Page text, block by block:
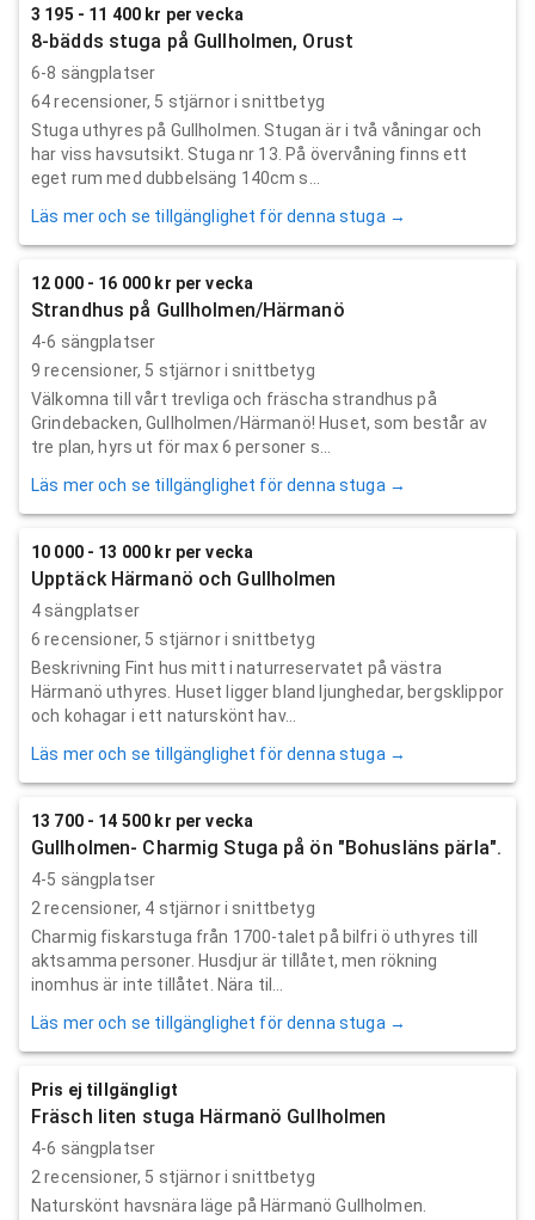
3 195 - 11 400 kr per vecka
8-bädds stuga på Gullholmen, Orust
6-8 sängplatser
64recensioner, 5 stjärnor i snittbetyg
Stuga uthyres på Gullholmen. Stugan är i två våningar och
har viss havsutsikt. Stuga nr 13. På övervåning finns ett
eget rum med dubbelsäng 140cm s...
Läs mer och se tillgänglighet för denna stuga →
12 000 - 16 000 kr per vecka
Strandhus på Gullholmen/Härmanö
4-6 sängplatser
9 recensioner, 5 stjärnor i snittbetyg
Välkomna till vårt trevliga och fräscha strandhus på
Grindebacken, Gullholmen/Härmanö! Huset, som består av
tre plan, hyrs ut för max 6 personer s...
Läs mer och se tillgänglighet för denna stuga →
10 000 - 13 000 kr per vecka
Upptäck Härmanö och Gullholmen
4 sängplatser
6 recensioner, 5 stjärnor i snittbetyg
Beskrivning Fint hus mitt i naturreservatet på västra
Härmanö uthyres. Huset ligger bland ljunghedar, bergsklippor
och kohagar i ett naturskönt hav...
Läs mer och se tillgänglighet för denna stuga →
13 700 - 14 500 kr per vecka
Gullholmen- Charmig Stuga på ön "Bohusläns pärla".
4-5 sängplatser
2recensioner, 4 stjärnor i snittbetyg
Charmig fiskarstuga från 1700-talet på bilfri ö uthyres till
aktsamma personer. Husdjur är tillåtet, men rökning
inomhus är inte tillåtet. Nära til...
Läs mer och se tillgänglighet för denna stuga →
Pris ej tillgängligt
Fräsch liten stuga Härmanö Gullholmen
4-6 sängplatser
2recensioner, 5 stjärnor i snittbetyg
Naturskönt havsnära läge på Härmanö Gullholmen.